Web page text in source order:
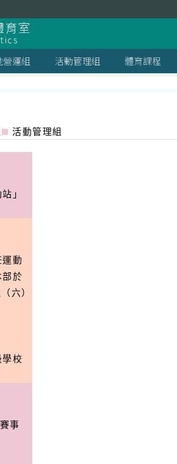
育室
營運組 活動管理組 體育課程
活動管理組
」
動
於
六）
校
事